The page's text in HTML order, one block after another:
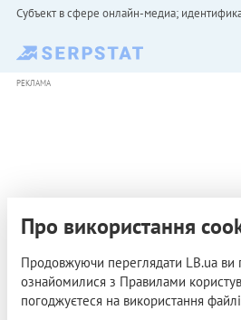
Субъект в сфере онлайн-медиа;
РЕКЛАМА
Про використання
Продовжуючи переглядати LB.ua ви
ознайомилися з Правилами
погоджуєтеся на використання